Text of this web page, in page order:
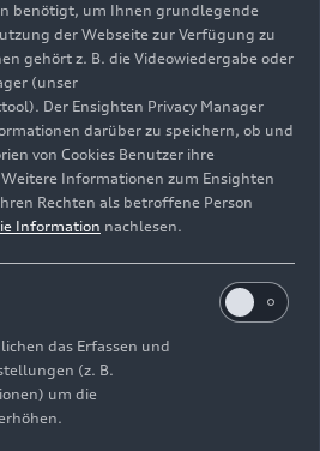
Lamborghini beispielsweise
nicht besteht,
die aufgrund ihrer zu
oder kleiner natürlicher
verwendet werden
„Upcycled Leather
Material – in
der Cooperativa Cartiera in
– zu kleinen,
und -accessoires
vier Produkte des Projekts
eine Smartphone-Hülle,
ein Schlüsselanhänger.
des Unternehmens
benötigt, um Ihnen grundlegende
der Webseite zur Verfügung zu
gehört z. B. die Videowiedergabe oder
(unser
Der Ensighten Privacy Manager
darüber zu speichern, ob und
von Cookies Benutzer ihre
Informationen zum Ensighten
Rechten als betroffene Person
Information nachlesen.
das Erfassen und
(z. B.
um die